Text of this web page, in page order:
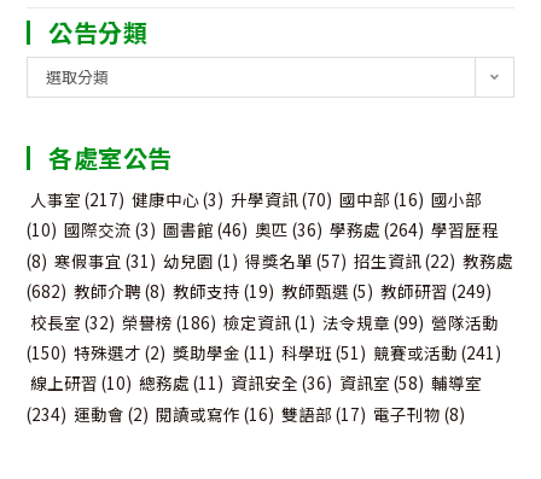
公告分類
告
類
選取分類
各處室公告
人事室 (217) 健康中心(3) 升學資訊(70) 國中部 (16) 國小部
(10) 國際交流 (3) 圖書館 (46) 奧匹 (36) 學務處 (264) 學習歷程
(8) 寒假事宜 (31) 幼兒園 (1) 得獎名單 (57) 招生資訊(22) 教務處
(682) 教師介聘(8) 教師支持 (19) 教師甄選 (5) 教師研習 (249)
校長室 (32) 榮譽榜 (186) 檢定資訊(1) 法令規章 (99) 營隊活動
(150) 特殊選才 (2) 獎助學金 (11) 科學班(51) 競賽或活動 (241)
線上研習 (10) 總務處 (11) 資訊安全 (36) 資訊室 (58) 輔導室
(234) 運動會 (2) 閱讀或寫作 (16) 雙語部 (17) 電子刊物 (8)